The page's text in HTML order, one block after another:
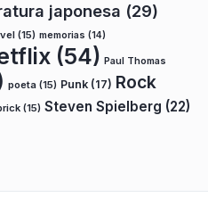
japonesa (29)
(15) memorias (14)
(54) Paul Thomas
poeta (15) Punk (17) Rock
(15) Steven Spielberg (22)